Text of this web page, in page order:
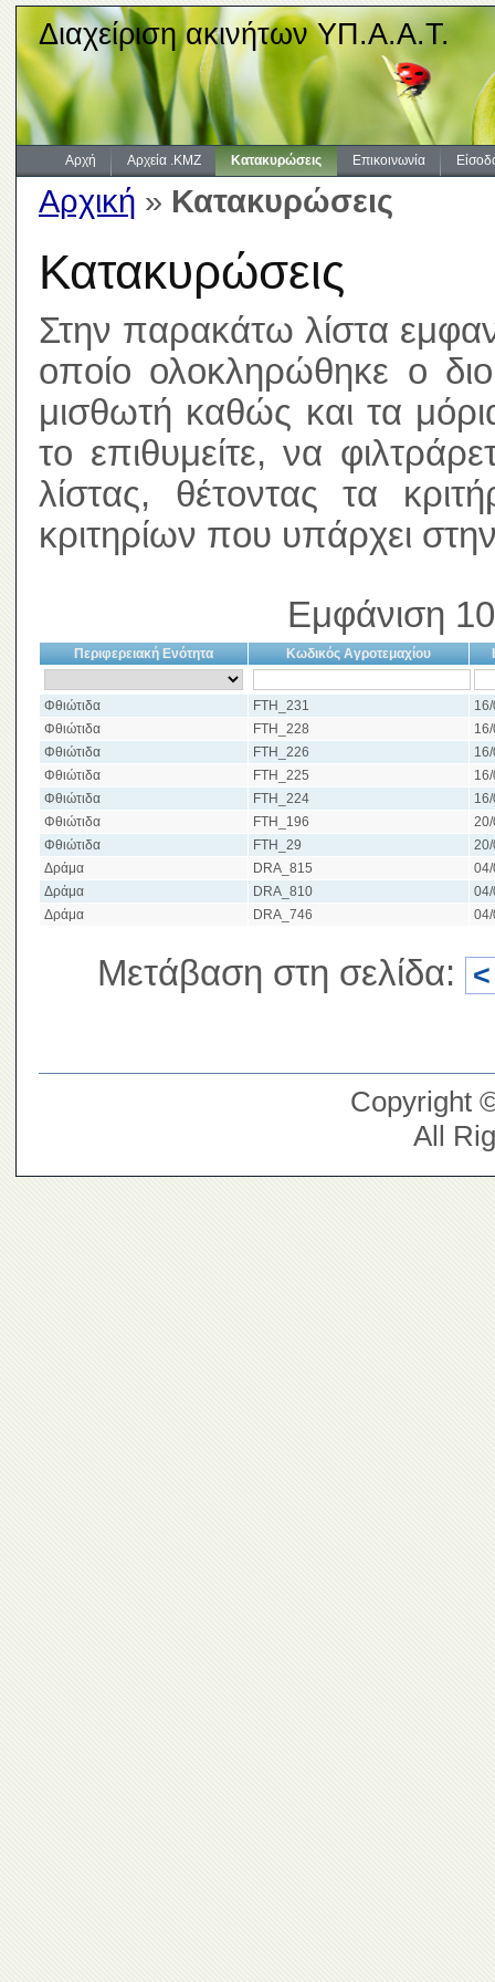
Διαχείριση ακινήτων ΥΠ.Α.Α.Τ.
Αρχή Αρχεία .KMZ Κατακυρώσεις Επικοινωνία
Αρχική » Κατακυρώσεις
Κατακυρώσεις
Στην παρακάτω λίστα
οποίο ολοκληρώθηκε ο
μισθωτή καθώς και τα
το επιθυμείτε, να
λίστας, θέτοντας τα
κριτηρίων που υπάρχει
Εμφάνιση
Περιφερειακή Ενότητα Κωδικός Αγροτεμαχίου
Φθιώτιδα FTH_231
Φθιώτιδα
FTH_228
Φθιώτιδα
FTH_226
Φθιώτιδα
FTH_225
Φθιώτιδα
FTH_224
Φθιώτιδα
FTH_196
Φθιώτιδα
FTH_29
Δράμα
DRA_815
Δράμα
DRA_810
Δράμα
DRA_746
Μετάβαση στη σελίδα:
Copyright
All